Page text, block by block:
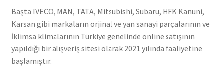
Başta IVECO, MAN, TATA, Mitsubishi, Subaru, HFK Kanuni,
Karsan gibi markaların orjinal ve yan sanayi parçalarının ve
İklimsa klimalarının Türkiye genelinde online satışının
yapıldığı bir alışveriş sitesi olarak 2021 yılında faaliyetine
başlamıştır.